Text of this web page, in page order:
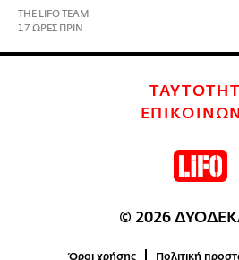
THE LIFO TEAM
17 ΩΡΕΣ ΠΡΙΝ
© 2026
Όροι χρήσης Πολιτική